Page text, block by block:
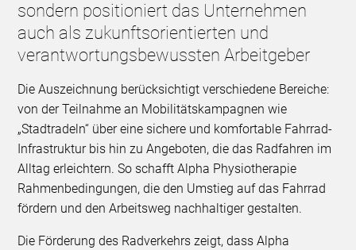
sondern positioniert das Unternehmen
auch als zukunftsorientierten und
verantwortungsbewussten Arbeitgeber
Die Auszeichnung berücksichtigt verschiedene Bereiche:
von der Teilnahme an Mobilitätskampagnen wie
„Stadtradeln“ über eine sichere und komfortable Fahrrad-
Infrastruktur bis hin zu Angeboten, die das Radfahren im
Alltag erleichtern. So schafft Alpha Physiotherapie
Rahmenbedingungen, die den Umstieg auf das Fahrrad
fördern und den Arbeitsweg nachhaltiger gestalten.
Die Förderung des Radverkehrs zeigt, dass Alpha